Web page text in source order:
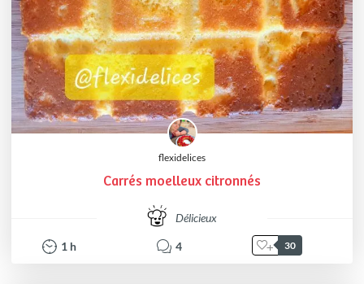
flexidelices
Carrés moelleux citronnés
Délicieux
1 h 4 30